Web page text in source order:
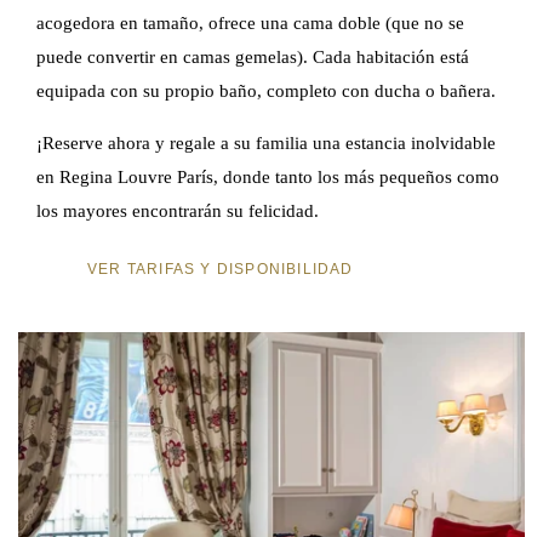
acogedora en tamaño, ofrece una cama doble (que no se
puede convertir en camas gemelas). Cada habitación está
equipada con su propio baño, completo con ducha o bañera.
¡Reserve ahora y regale a su familia una estancia inolvidable
en Regina Louvre París, donde tanto los más pequeños como
los mayores encontrarán su felicidad.
VER TARIFAS Y DISPONIBILIDAD